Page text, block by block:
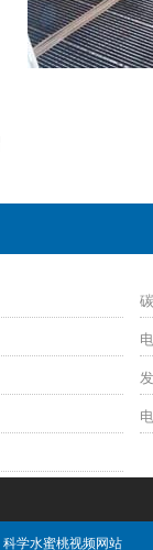
科学水蜜桃视频网站